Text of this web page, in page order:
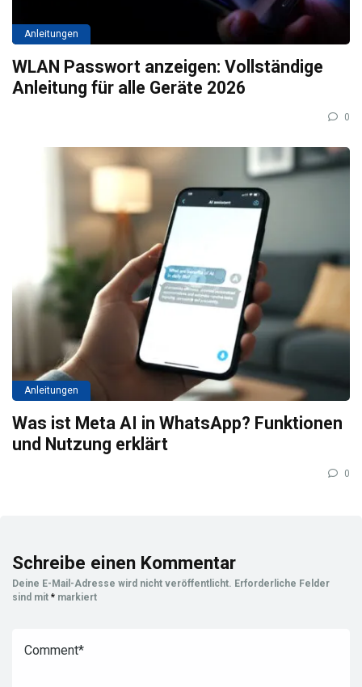
Anleitungen
WLAN Passwort anzeigen: Vollständige
Anleitung für alle Geräte 2026
0
Anleitungen
Was ist Meta AI in WhatsApp? Funktionen
und Nutzung erklärt
0
Schreibe einen Kommentar
Deine E-Mail-Adresse wird nicht veröffentlicht. Erforderliche Felder
sind mit * markiert